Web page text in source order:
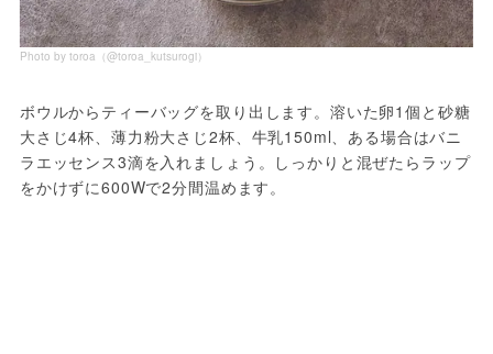
Photo by toroa（@toroa_kutsurogi）
ボウルからティーバッグを取り出します。溶いた卵1個と砂糖
大さじ4杯、薄力粉大さじ2杯、牛乳150ml、ある場合はバニ
ラエッセンス3滴を入れましょう。しっかりと混ぜたらラップ
をかけずに600Wで2分間温めます。